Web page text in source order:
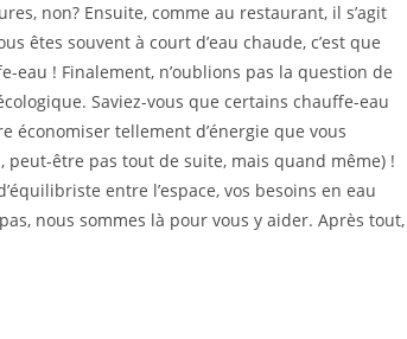
non? Ensuite, comme au restaurant, il s’agit
êtes souvent à court d’eau chaude, c’est que
eau ! Finalement, n’oublions pas la question de
Saviez-vous que certains chauffe-eau
économiser tellement d’énergie que vous
peut-être pas tout de suite, mais quand même) !
entre l’espace, vos besoins en eau
nous sommes là pour vous y aider. Après tout,